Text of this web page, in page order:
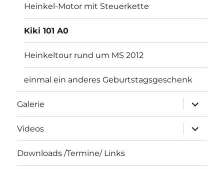
Heinkel-Motor mit Steuerkette
Kiki 101 A0
Heinkeltour rund um MS 2012
einmal ein anderes Geburtstagsgeschenk
Galerie
öffnen
Videos
öffnen
Downloads /Termine/ Links